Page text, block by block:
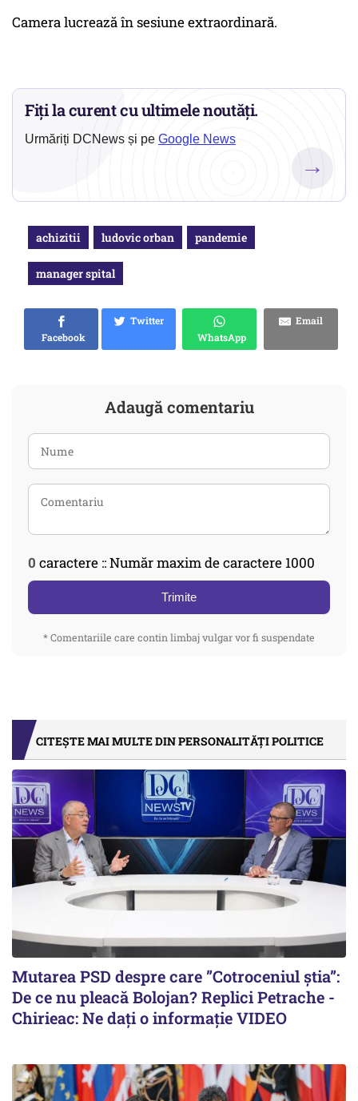
Camera lucrează în sesiune extraordinară.
Fiți la curent cu ultimele noutăți.
Urmăriți DCNews și pe Google News
→
achizitii ludovic orban pandemie
manager spital
Facebook
Twitter
WhatsApp
Email
Adaugă comentariu
0 caractere :: Număr maxim de caractere 1000
Trimite
* Comentariile care contin limbaj vulgar vor fi suspendate
CITEȘTE MAI MULTE DIN PERSONALITĂȚI POLITICE
Mutarea PSD despre care ”Cotroceniul știa”:
De ce nu pleacă Bolojan? Replici Petrache -
Chirieac: Ne dați o informație VIDEO